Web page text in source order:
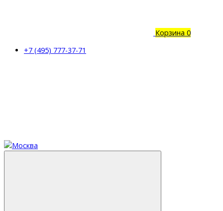
Корзина 0
+7 (495) 777-37-71